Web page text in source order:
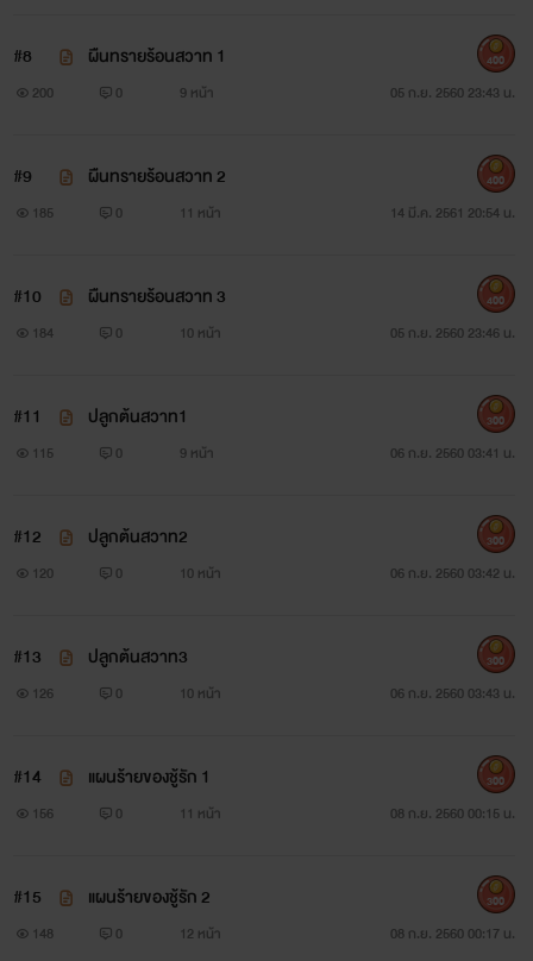
#8 ผืนทรายร้อนสวาท 1
200 0 9 หน้า 05 ก.ย. 2560 23:43 น.
400
#9 ผืนทรายร้อนสวาท 2
185 0 11 หน้า 14 มี.ค. 2561 20:54 น.
400
#10 ผืนทรายร้อนสวาท 3
184 0 10 หน้า 05 ก.ย. 2560 23:46 น.
400
#11 ปลูกต้นสวาท1
115 0 9 หน้า 06 ก.ย. 2560 03:41 น.
300
#12 ปลูกต้นสวาท2
120 0 10 หน้า 06 ก.ย. 2560 03:42 น.
300
#13 ปลูกต้นสวาท3
126 0 10 หน้า 06 ก.ย. 2560 03:43 น.
300
#14 แผนร้ายของชู้รัก 1
156 0 11 หน้า 08 ก.ย. 2560 00:15 น.
300
#15 แผนร้ายของชู้รัก 2
148 0 12 หน้า 08 ก.ย. 2560 00:17 น.
300